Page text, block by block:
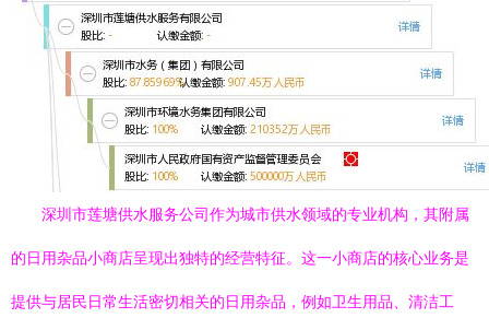
深圳市莲塘供水服务公司作为城市供水领域的专业机构，其附属
的日用杂品小商店呈现出独特的经营特征。这一小商店的核心业务是
提供与居民日常生活密切相关的日用杂品，例如卫生用品、清洁工